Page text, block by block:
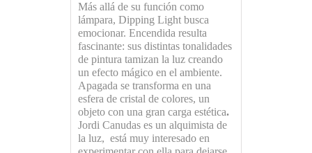
Más allá de su función como
lámpara, Dipping Light busca
emocionar. Encendida resulta
fascinante: sus distintas tonalidades
de pintura tamizan la luz creando
un efecto mágico en el ambiente.
Apagada se transforma en una
esfera de cristal de colores, un
objeto con una gran carga estética.
Jordi Canudas es un alquimista de
la luz, está muy interesado en